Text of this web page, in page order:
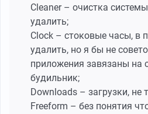
Cleaner – очистка
удалить;
Clock – стоковые часы, в
удалить, но я бы не
приложения завязаны на
будильник;
Downloads – загрузки, не
Freeform – без понятия